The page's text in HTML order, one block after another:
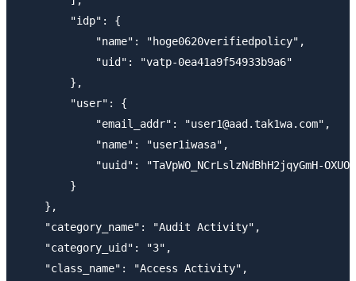
        "idp": {
            "name": "hoge0620verifiedpolicy",
            "uid": "vatp-0ea41a9f54933b9a6"
        },
        "user": {
            "email_addr": "user1@aad.tak1wa.com",
            "name": "user1iwasa",
"uuid": "TaVpWO_NCrLslzNdBhH2jqyGmH-
        }
    },
    "category_name": "Audit Activity",
    "category_uid": "3",
    "class_name": "Access Activity",